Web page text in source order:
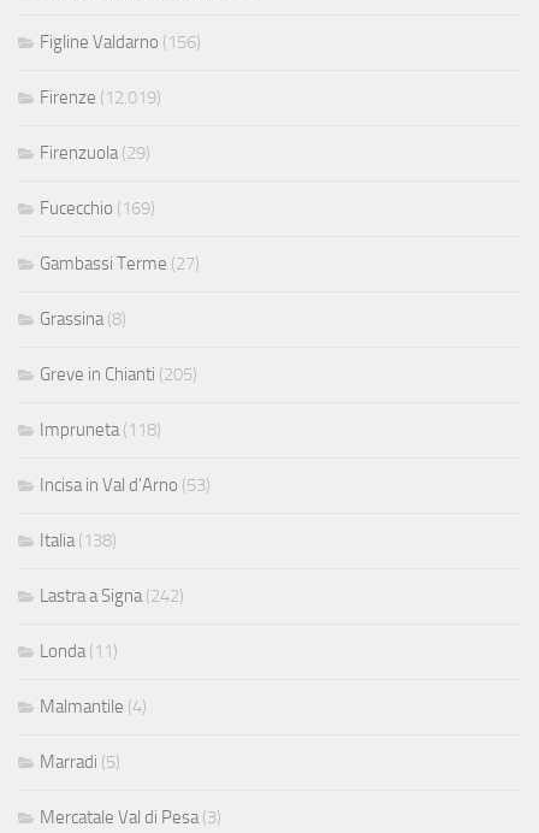
Figline Valdarno (156)
Firenze (12.019)
Firenzuola(29)
Fucecchio (169)
Gambassi Terme (27)
Grassina(8)
Greve in Chianti (205)
Impruneta(118)
Incisa in Val d'Arno (53)
Italia(138)
Lastra a Signa(242)
Londa(11)
Malmantile (4)
Marradi (5)
Mercatale Val di Pesa(3)